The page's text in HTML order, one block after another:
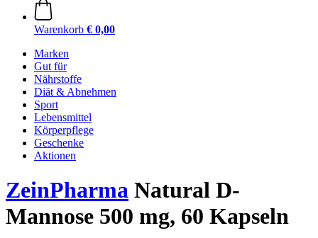
Warenkorb € 0,00
Marken
Gut für
Nährstoffe
Diät & Abnehmen
Sport
Lebensmittel
Körperpflege
Geschenke
Aktionen
ZeinPharma Natural D-
Mannose 500 mg, 60 Kapseln